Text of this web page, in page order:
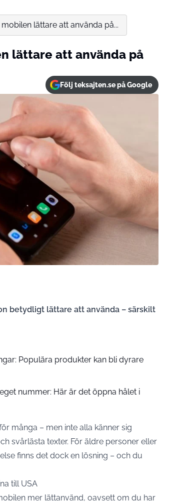
lättare att använda på...
lättare att använda på
Följ teksajten.se på Google
betydligt lättare att använda – särskilt
Populära produkter kan bli dyrare
nummer: Här är det öppna hålet i
många – men inte alla känner sig
svårlästa texter. För äldre personer eller
finns det dock en lösning – och du
till USA
mer lättanvänd, oavsett om du har